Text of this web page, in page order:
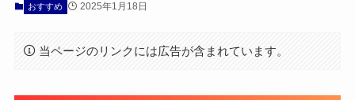
おすすめ 2025年1月18日
当ページのリンクには広告が含まれています。